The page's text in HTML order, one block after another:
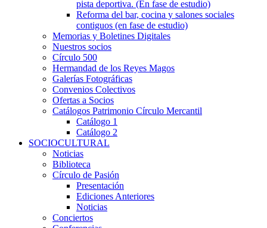
pista deportiva. (En fase de estudio)
Reforma del bar, cocina y salones sociales
contiguos (en fase de estudio)
Memorias y Boletines Digitales
Nuestros socios
Círculo 500
Hermandad de los Reyes Magos
Galerías Fotográficas
Convenios Colectivos
Ofertas a Socios
Catálogos Patrimonio Círculo Mercantil
Catálogo 1
Catálogo 2
SOCIOCULTURAL
Noticias
Biblioteca
Círculo de Pasión
Presentación
Ediciones Anteriores
Noticias
Conciertos